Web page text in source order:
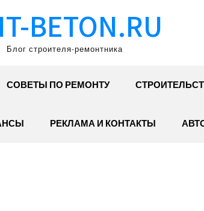
BETON.RU
Блог строителя-ремонтника
СОВЕТЫ ПО РЕМОНТУ
РЕКЛАМА И КОНТАКТЫ